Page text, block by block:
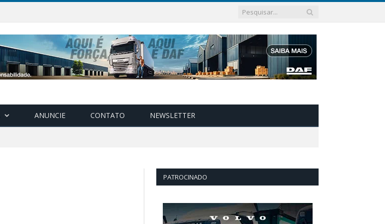
ANUNCIE CONTATO NEWSLETTER
PATROCINADO